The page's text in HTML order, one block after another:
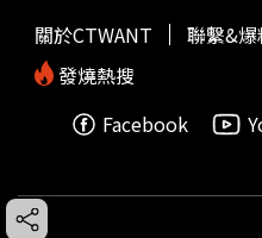
關於CTWANT 聯繫&爆
發燒熱搜
Facebook